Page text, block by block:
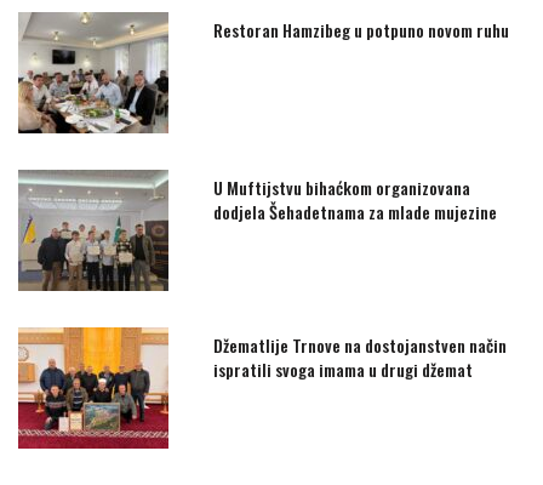
Restoran Hamzibeg u potpuno novom ruhu
U Muftijstvu bihaćkom organizovana
dodjela Šehadetnama za mlade mujezine
Džematlije Trnove na dostojanstven način
ispratili svoga imama u drugi džemat